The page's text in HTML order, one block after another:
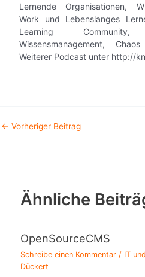
Lernende Organisationen,
Work und Lebenslanges
Learning
Wissensmanagement,
Weiterer Podcast unter http://
← Vorheriger Beitrag
Ähnliche
OpenSourceCMS
Schreibe einen Kommentar / IT
Dückert